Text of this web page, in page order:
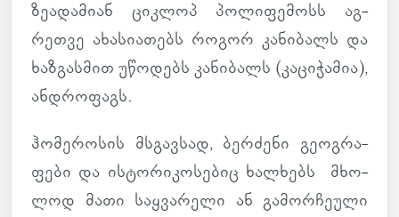
ზე­ა­და­მიან ციკ­ლოპ პო­ლი­ფე­მოსს აგ­
რეთვე ახა­სი­ა­თებს როგორ კა­ნი­ბალს და
ხაზ­გას­მით უწო­დებს კა­ნი­ბალს (კა­ცი­ჭა­მია),
ან­დრო­ფაგს.
ჰო­მე­რო­სის მსგავ­სად, ბერ­ძენი გე­ოგ­რა­
ფები და ის­ტო­რი­კო­სე­ბიც ხალ­ხებს მხო­
ლოდ მათი საყ­ვა­რელი ან გა­მორ­ჩე­ული